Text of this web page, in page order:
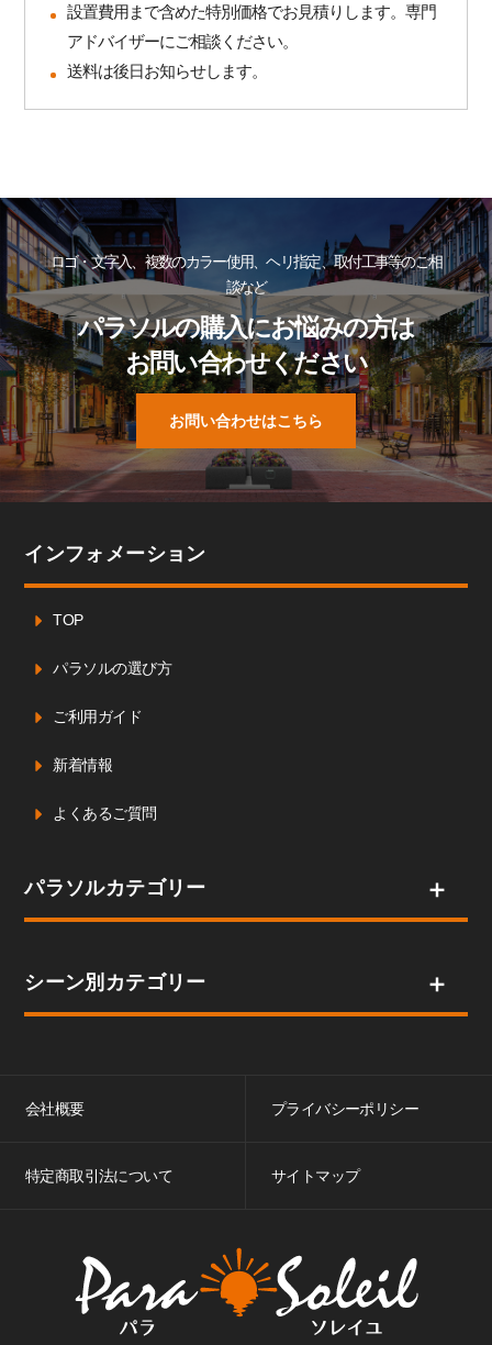
設置費用まで含めた特別価格でお見積りします。専門
アドバイザーにご相談ください。
送料は後日お知らせします。
ロゴ・文字入、複数のカラー使用、ヘリ指定、取付工事等のご相
談など
パラソルの購入にお悩みの方は
お問い合わせください
お問い合わせはこちら
インフォメーション
TOP
パラソルの選び方
ご利用ガイド
新着情報
よくあるご質問
パラソルカテゴリー
シーン別カテゴリー
会社概要 プライバシーポリシー
特定商取引法について サイトマップ